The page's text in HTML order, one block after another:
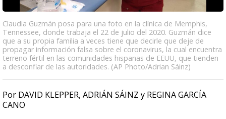
Claudia Guzmán posa para una foto en la clínica de Memphis,
Tennessee, donde trabaja el 22 de julio del 2020. Guzmán dice
que a su propia familia a veces tiene que decirle que deje de
propagar información falsa sobre el coronavirus, la cual encuentra
terreno fértil en las comunidades hispanas de EEUU, que tienden
a desconfiar de las autoridades. (AP Photo/Adrian Sáinz)
Por DAVID KLEPPER, ADRIÁN SÁINZ y REGINA GARCÍA
CANO